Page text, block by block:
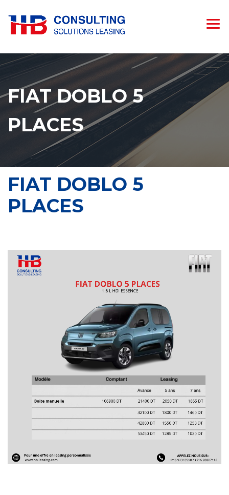
FIAT DOBLO 5
PLACES
FIAT DOBLO 5
PLACES